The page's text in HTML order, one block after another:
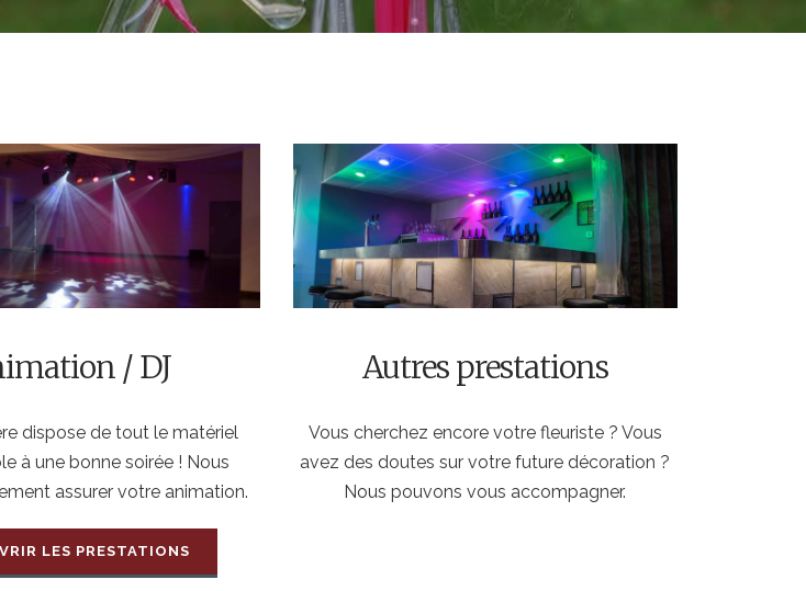
/ DJ
dispose de tout le matériel
à une bonne soirée ! Nous
assurer votre animation.
Autres prestations
Vous cherchez encore votre fleuriste ? Vous
avez des doutes sur votre future décoration ?
Nous pouvons vous accompagner.
LES PRESTATIONS